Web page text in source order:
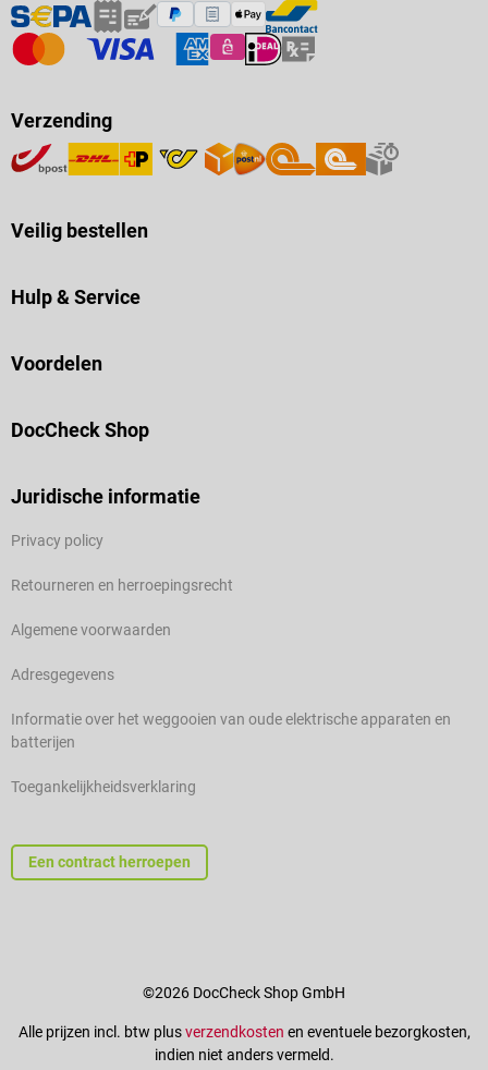
Verzending
Veilig bestellen
Hulp & Service
Voordelen
DocCheck Shop
Juridische informatie
Privacy policy
Retourneren en herroepingsrecht
Algemene voorwaarden
Adresgegevens
Informatie over het weggooien van oude elektrische apparaten en
batterijen
Toegankelijkheidsverklaring
Een contract herroepen
©2026 DocCheck Shop GmbH
Alle prijzen incl. btw plusverzendkosten en eventuele bezorgkosten,
indien niet anders vermeld.